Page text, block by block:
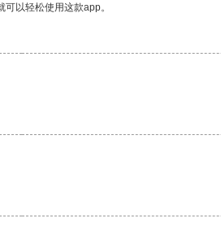
以轻松使用这款app。